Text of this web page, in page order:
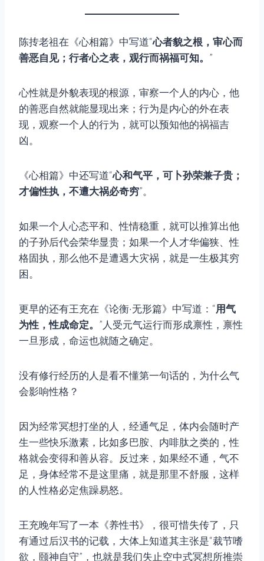
陈抟老祖在《心相篇》中写道“心者貌之根，审心而
善恶自见；行者心之表，观行而祸福可知。 ”
心性就是外貌表现的根源，审察一个人的内心，他
的善恶自然就能显现出来；行为是内心的外在表
现，观察一个人的行为，就可以预知他的祸福吉
凶。
《心相篇》中还写道“心和气平，可卜孙荣兼子贵；
才偏性执，不遭大祸必奇穷”。
如果一个人心态平和、性情稳重，就可以推算出他
的子孙后代会荣华显贵；如果一个人才华偏狭、性
格固执，那么他不是遭遇大灾祸，就是一生极其穷
困。
更早的还有王充在《论衡·无形篇》中写道：“用气
为性，性成命定。 ”人受元气运行而形成禀性，禀性
一旦形成，命运也就随之确定。
没有修行经历的人是看不懂第一句话的，为什么气
会影响性格？
因为经常冥想打坐的人，经通气足，体内会随时产
生一些快乐激素，比如多巴胺、内啡肽之类的，性
格就会变得和善从容。反过来，如果经不通，气不
足，身体经常不是这里痛，就是那里不舒服，这样
的人性格必定焦躁易怒。
王充晚年写了一本《养性书》，很可惜失传了，只
有通过后汉书的记载，大体上知道其主张是“裁节嗜
欲，颐神自守”，也就是我们失止空中式冥想所推崇